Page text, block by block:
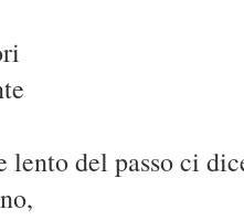
del passo ci